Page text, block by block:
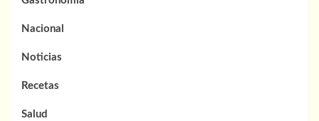
Nacional
Noticias
Recetas
Salud